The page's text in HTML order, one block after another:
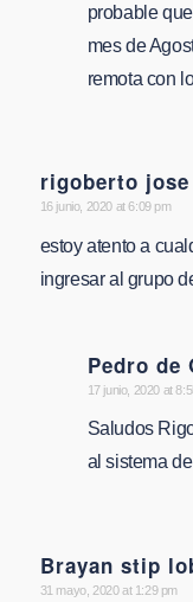
probable
mes de
remota con
rigoberto jose
says:
16 junio, 2020 at 6:09 pm
estoy atento a
ingresar al grupo
Pedro de
says:
17 junio, 2020 at
Saludos
al sistema
Brayan stip
says:
31 mayo, 2020 at 1:29 pm